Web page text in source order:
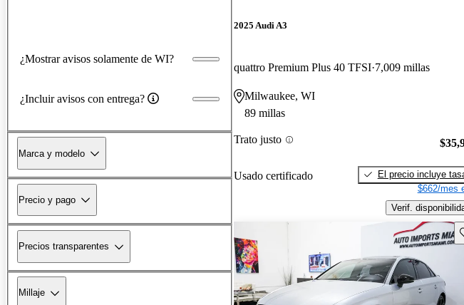
¿Mostrar avisos solamente de WI?
¿Incluir avisos con entrega?
Marca y modelo
Precio y pago
Precios transparentes
Millaje
2025 Audi A3
quattro Premium Plus 40 TFSI 7,009 millas
Milwaukee, WI
89 millas
Trato justo
Usado certificado
El precio incluye
$662/mes
Verif.